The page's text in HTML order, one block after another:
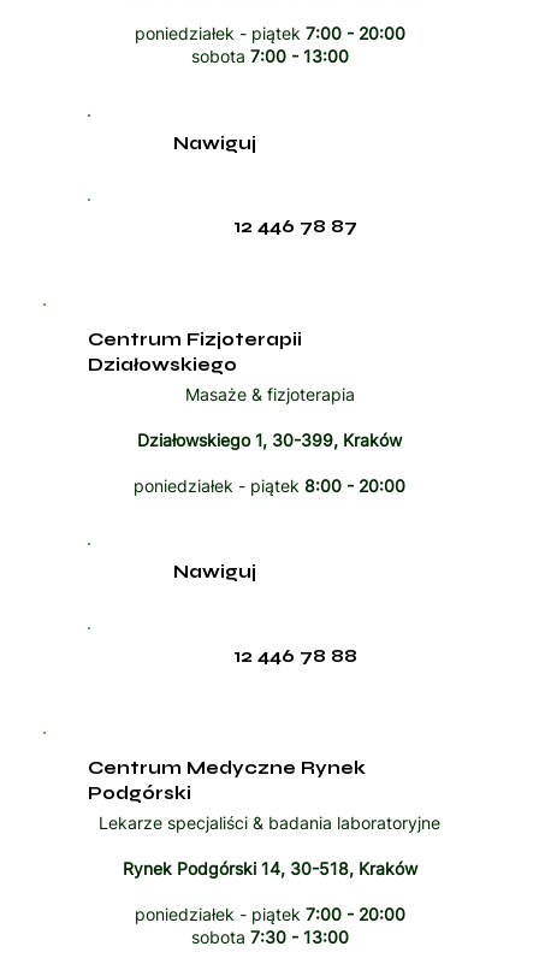
poniedziałek - piątek 7:00 - 20:00
sobota 7:00 - 13:00
12 446 78 87
Nawiguj
Centrum Fizjoterapii
Działowskiego
Masaże & fizjoterapia
Działowskiego 1, 30-399, Kraków
poniedziałek - piątek 8:00 - 20:00
12 446 78 88
Nawiguj
Centrum Medyczne Rynek
Podgórski
Lekarze specjaliści & badania laboratoryjne
Rynek Podgórski 14, 30-518, Kraków
poniedziałek - piątek 7:00 - 20:00
sobota 7:30 - 13:00